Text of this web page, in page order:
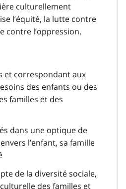
culturellement
l’équité, la lutte contre
contre l’oppression.
et correspondant aux
des enfants ou des
familles et des
dans une optique de
l’enfant, sa famille
de la diversité sociale,
des familles et